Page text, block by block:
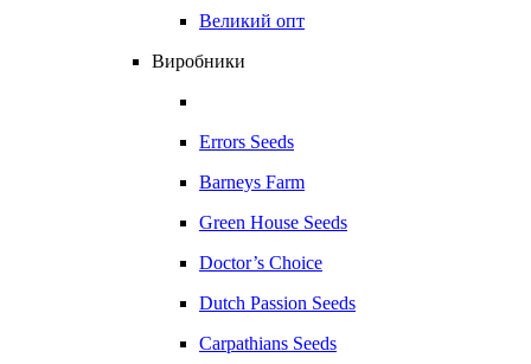
Великий опт
Виробники
Errors Seeds
Barneys Farm
Green House Seeds
Doctor’s Choice
Dutch Passion Seeds
Carpathians Seeds